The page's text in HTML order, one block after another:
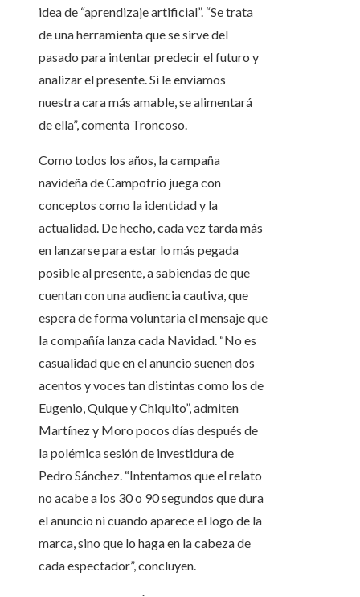
idea de “aprendizaje artificial”. “Se trata
de una herramienta que se sirve del
pasado para intentar predecir el futuro y
analizar el presente. Si le enviamos
nuestra cara más amable, se alimentará
de ella”, comenta Troncoso.
Como todos los años, la campaña
navideña de Campofrío juega con
conceptos como la identidad y la
actualidad. De hecho, cada vez tarda más
en lanzarse para estar lo más pegada
posible al presente, a sabiendas de que
cuentan con una audiencia cautiva, que
espera de forma voluntaria el mensaje que
la compañía lanza cada Navidad. “No es
casualidad que en el anuncio suenen dos
acentos y voces tan distintas como los de
Eugenio, Quique y Chiquito”, admiten
Martínez y Moro pocos días después de
la polémica sesión de investidura de
Pedro Sánchez. “Intentamos que el relato
no acabe a los 30 o 90 segundos que dura
el anuncio ni cuando aparece el logo de la
marca, sino que lo haga en la cabeza de
cada espectador”, concluyen.